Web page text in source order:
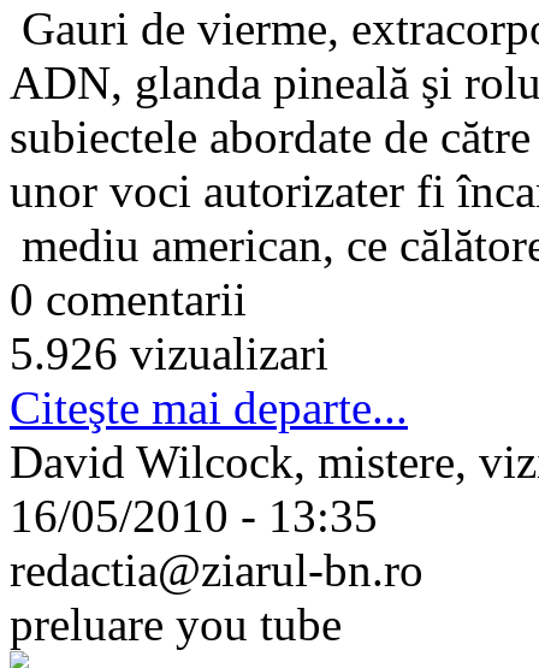
Gauri de vierme,
ADN, glanda pineală şi
subiectele abordate de
unor voci autorizater fi
mediu american, ce
0 comentarii
5.926 vizualizari
Citeşte mai departe...
David Wilcock, mistere,
16/05/2010 - 13:35
redactia@ziarul-bn.ro
preluare you tube